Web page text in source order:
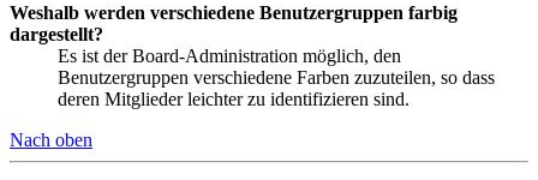
Weshalb werden verschiedene Benutzergruppen farbig
dargestellt?
Es ist der Board-Administration möglich, den
Benutzergruppen verschiedene Farben zuzuteilen, so dass
deren Mitglieder leichter zu identifizieren sind.
Nach oben